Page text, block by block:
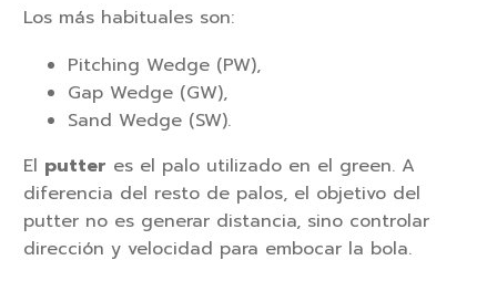
Los más habituales son:
Pitching Wedge (PW),
Gap Wedge (GW),
Sand Wedge (SW).
El putter es el palo utilizado en el green. A
diferencia del resto de palos, el objetivo del
putter no es generar distancia, sino controlar
dirección y velocidad para embocar la bola.